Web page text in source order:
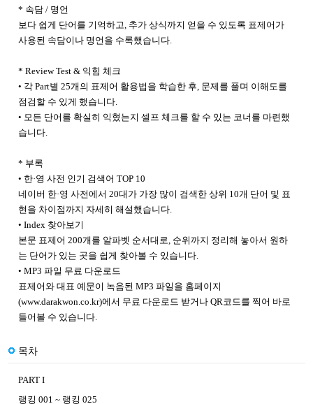
* 속담 / 명언
보다 쉽게 단어를 기억하고, 추가 상식까지 얻을 수 있도록 표제어가
사용된 속담이나 명언을 수록했습니다.
* Review Test & 익힘 체크
• 각 Part별 25개의 표제어 활용법을 학습한 후, 문제를 풀며 이해도를
점검할 수 있게 했습니다.
• 모든 단어를 확실히 익혔는지 셀프 체크를 할 수 있는 코너를 마련했
습니다.
* 부록
• 한·영 사전 인기 검색어 TOP 10
네이버 한·영 사전에서 20대가 가장 많이 검색한 상위 10개 단어 및 표
현을 차이점까지 자세히 해설했습니다.
• Index 찾아보기
본문 표제어 200개를 알파벳 순서대로, 순위까지 정리해 놓아서 원하
는 단어가 있는 곳을 쉽게 찾아볼 수 있습니다.
• MP3 파일 무료 다운로드
표제어와 대표 예문이 녹음된 MP3 파일을 홈페이지
(www.darakwon.co.kr)에서 무료 다운로드 받거나 QR코드를 찍어 바로
들어볼 수 있습니다.
목차
PART I
랭킹 001 ~ 랭킹 025